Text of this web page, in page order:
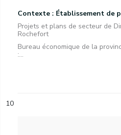
Contexte : Établissement de
Projets et plans de secteur de
Rochefort
Bureau économique de la
:...
10